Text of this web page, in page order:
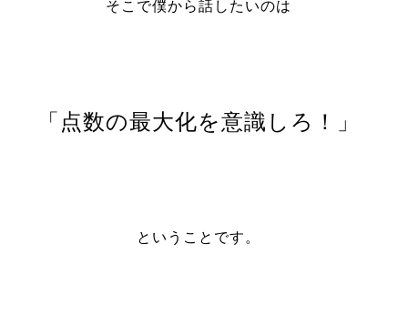
そこで僕から話したいのは
「点数の最大化を意識しろ！」
ということです。